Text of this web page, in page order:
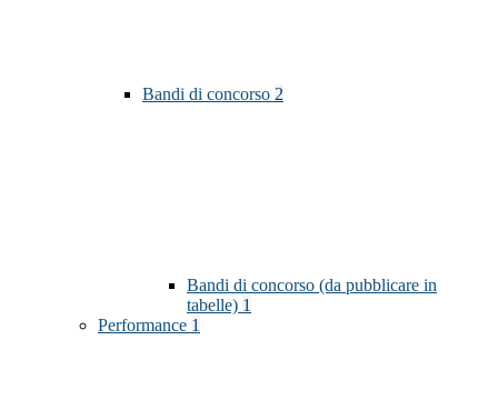
Bandi di concorso 2
Bandi di concorso (da pubblicare in
tabelle) 1
Performance 1